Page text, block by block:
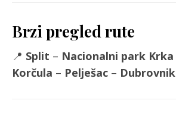
Brzi pregled rute
📍 Split – Nacionalni park Krka
Korčula – Pelješac – Dubrovnik